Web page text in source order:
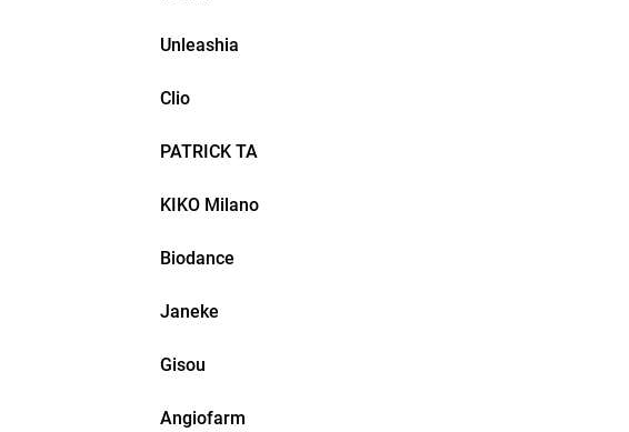
Unleashia
Clio
PATRICK TA
KIKO Milano
Biodance
Janeke
Gisou
Angiofarm